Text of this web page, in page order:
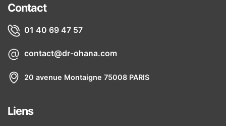
Contact
01 40 69 47 57
contact@dr-ohana.com
20 avenue Montaigne 75008 PARIS
Liens